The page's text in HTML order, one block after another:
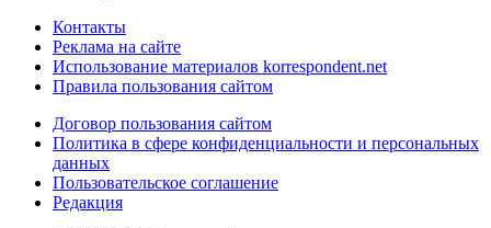
Контакты
Реклама на сайте
Использование материалов korrespondent.net
Правила пользования сайтом
Договор пользования сайтом
Политика в сфере конфиденциальности и персональных
данных
Пользовательское соглашение
Редакция